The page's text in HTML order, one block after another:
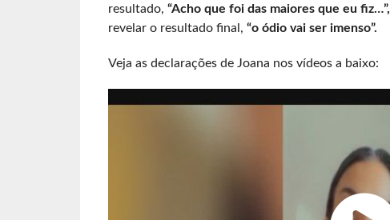
resultado, “Acho que foi das maiores que eu fiz…”,
revelar o resultado final, “o ódio vai ser imenso”.
Veja as declarações de Joana nos vídeos a baixo: